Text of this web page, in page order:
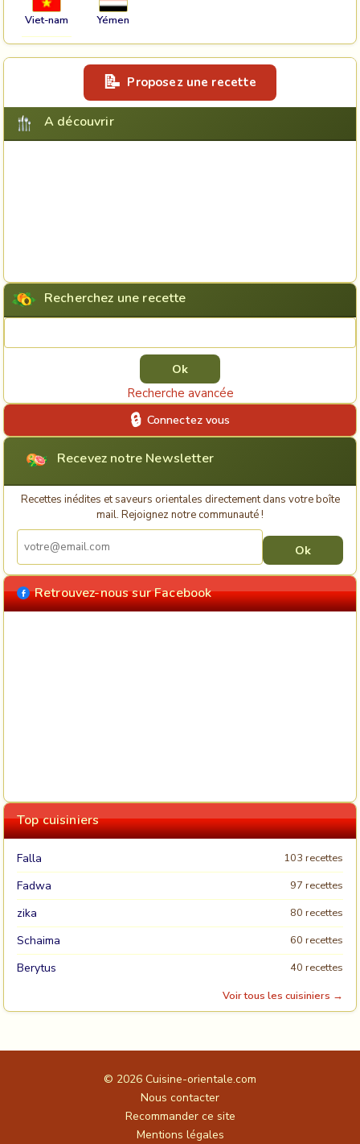
Viet-nam Yémen
Proposez une recette
A découvrir
Recherchez une recette
Recherche avancée
Connectez vous
Recevez notre Newsletter
Recettes inédites et saveurs orientales directement dans votre boîte
mail. Rejoignez notre communauté !
Retrouvez-nous sur Facebook
Top cuisiniers
Falla 103 recettes
Fadwa 97 recettes
zika 80 recettes
Schaima 60 recettes
Berytus
40 recettes
Voir tous les cuisiniers →
© 2026 Cuisine-orientale.com
Nous contacter
Recommander ce site
Mentions légales